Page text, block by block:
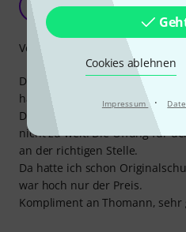
Cookies ablehnen
Impressum ·
Welson
Die Schutzhülle ist aus festem
hat eine sehr gute Passform.
Dadurch ist das Handling
nicht zu weit. Die Öffung für
an der richtigen Stelle.
Da hatte ich schon
war hoch nur der Preis.
Kompliment an Thomann, sehr
Verarbeitung